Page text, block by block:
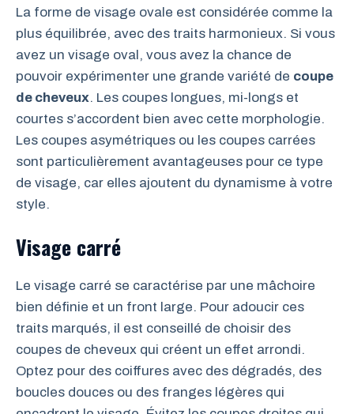
La forme de visage ovale est considérée comme la
plus équilibrée, avec des traits harmonieux. Si vous
avez un visage oval, vous avez la chance de
pouvoir expérimenter une grande variété de coupe
de cheveux. Les coupes longues, mi-longs et
courtes s’accordent bien avec cette morphologie.
Les coupes asymétriques ou les coupes carrées
sont particulièrement avantageuses pour ce type
de visage, car elles ajoutent du dynamisme à votre
style.
Visage carré
Le visage carré se caractérise par une mâchoire
bien définie et un front large. Pour adoucir ces
traits marqués, il est conseillé de choisir des
coupes de cheveux qui créent un effet arrondi.
Optez pour des coiffures avec des dégradés, des
boucles douces ou des franges légères qui